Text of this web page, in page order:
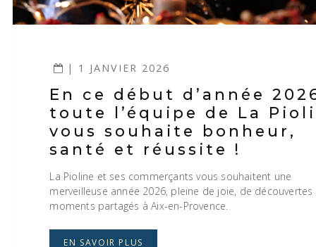
| 1 JANVIER 2026
En ce début d’année
toute l’équipe de La
vous souhaite bonheur,
santé et réussite !
La Pioline et ses commerçants vous souhaitent une
merveilleuse année 2026, pleine de joie, de
moments partagés à Aix-en-Provence.
EN SAVOIR PLUS